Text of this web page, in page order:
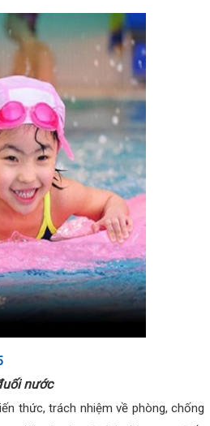
nước
thức, trách nhiệm về phòng, chống